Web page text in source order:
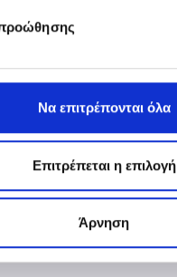
Να επιτρέπονται όλα
Επιτρέπεται η επιλογή
Άρνηση
Θεσσαλονίκη: 2310 981700